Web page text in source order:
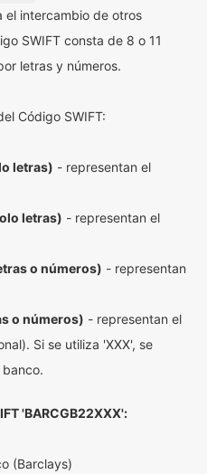
el intercambio de otros
SWIFT consta de 8 o 11
letras y números.
Código SWIFT:
letras) - representan el
letras) - representan el
o números) - representan
o números) - representan el
Si se utiliza 'XXX', se
'BARCGB22XXX':
(Barclays)